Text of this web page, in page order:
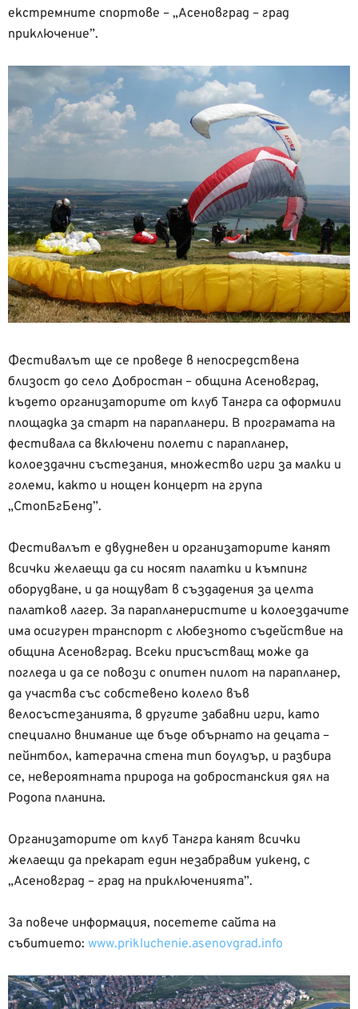
екстремните спортове – „Асеновград – град
приключение”.
Фестивалът ще се проведе в непосредствена
близост до село Добростан – община Асеновград,
където организаторите от клуб Тангра са оформили
площадка за старт на парапланери. В програмата на
фестивала са включени полети с парапланер,
колоездачни състезания, множество игри за малки и
големи, както и нощен концерт на група
„СтопБгБенд”.
Фестивалът е двудневен и организаторите канят
всички желаещи да си носят палатки и къмпинг
оборудване, и да нощуват в създадения за целта
палатков лагер. За парапланеристите и колоездачите
има осигурен транспорт с любезното съдействие на
община Асеновград. Всеки присъстващ може да
погледа и да се повози с опитен пилот на парапланер,
да участва със собстевено колело във
велосъстезанията, в другите забавни игри, като
специално внимание ще бъде обърнато на децата –
пейнтбол, катерачна стена тип боулдър, и разбира
се, невероятната природа на добростанския дял на
Родопа планина.
Организаторите от клуб Тангра канят всички
желаещи да прекарат един незабравим уикенд, с
„Асеновград – град на приключенията”.
За повече информация, посетете сайта на
събитието: www.prikluchenie.asenovgrad.info